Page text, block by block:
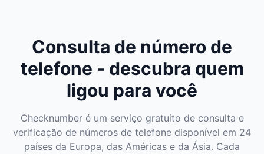
Consulta de número de
telefone - descubra quem
ligou para você
Checknumber é um serviço gratuito de consulta e
verificação de números de telefone disponível em 24
países da Europa, das Américas e da Ásia. Cada